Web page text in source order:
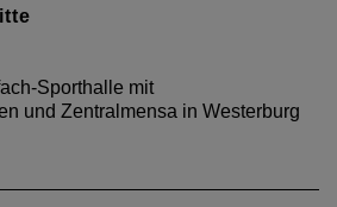
Sporthalle mit
und Zentralmensa in Westerburg